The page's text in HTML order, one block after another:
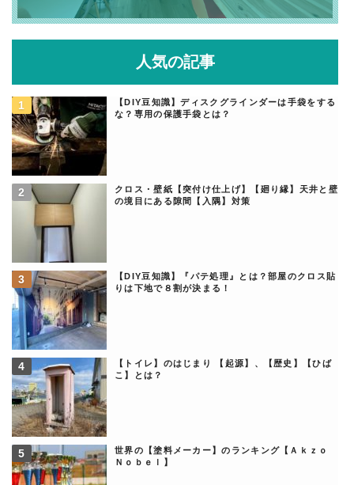
人気の記事
【DIY豆知識】ディスクグラインダーは手袋をする
な？専用の保護手袋とは？
クロス・壁紙【突付け仕上げ】【廻り縁】天井と壁
の境目にある隙間【入隅】対策
【DIY豆知識】『パテ処理』とは？部屋のクロス貼
りは下地で８割が決まる！
【トイレ】のはじまり 【起源】、【歴史】【ひば
こ】とは？
世界の【塗料メーカー】のランキング【Ａｋｚｏ
Ｎｏｂｅｌ】